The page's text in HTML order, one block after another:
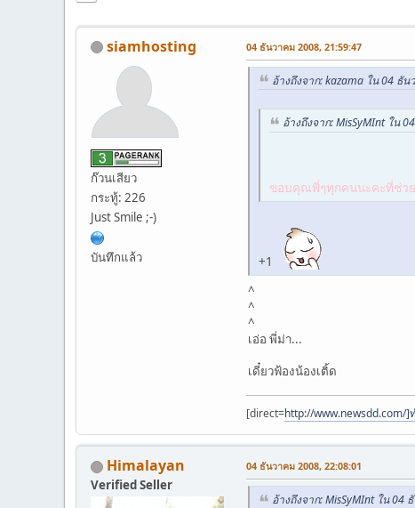
siamhosting
ก๊วนเสียว
กระทู้: 226
Just Smile ;-)
บันทึกแล้ว
04 ธันวาคม 2008, 21:59:47
อ้างถึงจาก: kazama ใน 04 ธั
อ้างถึงจาก: MisSyMInt ใน
ขอบคุณพี่ๆทุกคนนะคะที่ช่ว
+1
^
^
^
เอ่อ พี่ม่า...
เดี๋ยวฟ้องน้องเติ้ด
[direct=http://www.newsdd.com/
Himalayan
Verified Seller
04 ธันวาคม 2008, 22:08:01
อ้างถึงจาก: MisSyMInt ใน 04